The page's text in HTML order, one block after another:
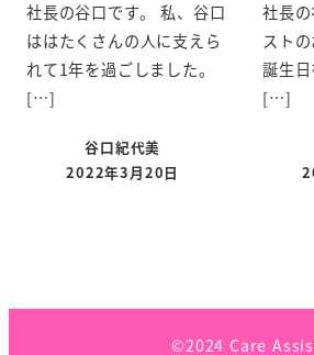
社長の谷口です。 私、谷口
ははたくさんの人に支えら
れて1年を過ごしました。
[…]
谷口紀代美
2022年3月20日
社長
スト
誕生
[…]
©2024 Care